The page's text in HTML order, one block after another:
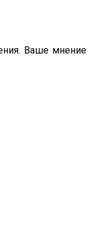
Ваше мнение